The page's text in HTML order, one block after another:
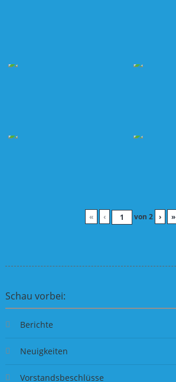
« ‹ von 2 › »
Schau vorbei:
Berichte
Neuigkeiten
Vorstandsbeschlüsse